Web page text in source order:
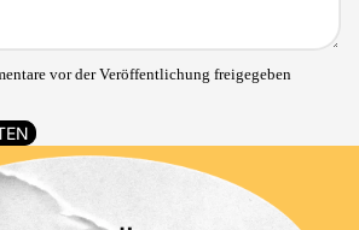
vor der Veröffentlichung freigegeben